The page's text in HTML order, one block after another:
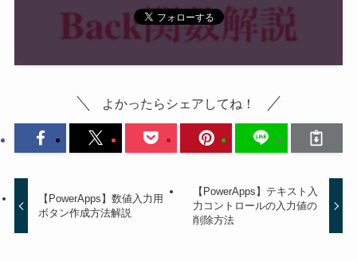
よかったらシェアしてね！
【PowerApps】数値入力用
ボタン作成方法解説
【PowerApps】テキスト入
力コントロールの入力値の
削除方法